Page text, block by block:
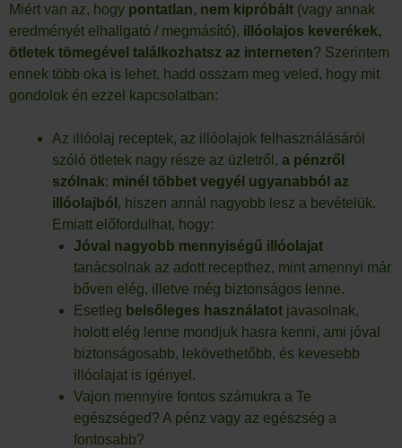
Miért van az, hogy pontatlan, nem kipróbált (vagy annak
eredményét elhallgató / megmásító), illóolajos keverékek,
ötletek tömegével találkozhatsz az interneten? Szerintem
ennek több oka is lehet, hadd osszam meg veled, hogy mit
gondolok én ezzel kapcsolatban:
Az illóolaj receptek, az illóolajok felhasználásáról
szóló ötletek nagy része az üzletről, a pénzről
szólnak: minél többet vegyél ugyanabból az
illóolajból , hiszen annál nagyobb lesz a bevételük.
Emiatt előfordulhat, hogy:
Jóval nagyobb mennyiségű illóolajat
tanácsolnak az adott recepthez, mint amennyi már
bőven elég, illetve még biztonságos lenne.
Esetleg belsőleges használatot javasolnak,
holott elég lenne mondjuk hasra kenni, ami jóval
biztonságosabb, lekövethetőbb, és kevesebb
illóolajat is igényel.
Vajon mennyire fontos számukra a Te
egészséged? A pénz vagy az egészség a
fontosabb?